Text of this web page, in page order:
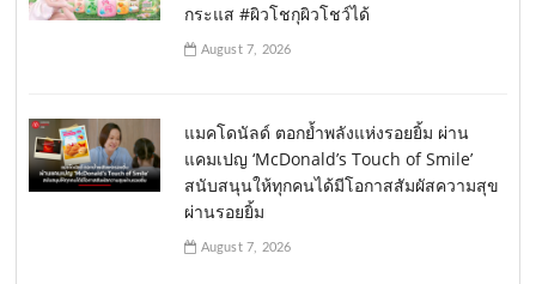
กระแส #ผิวโชกุผิวโชว์ได้
August 7, 2026
แมคโดนัลด์ ตอกย้ำพลังแห่งรอยยิ้ม ผ่าน
แคมเปญ ‘McDonald’s Touch of Smile’
สนับสนุนให้ทุกคนได้มีโอกาสสัมผัสความสุข
ผ่านรอยยิ้ม
August 7, 2026